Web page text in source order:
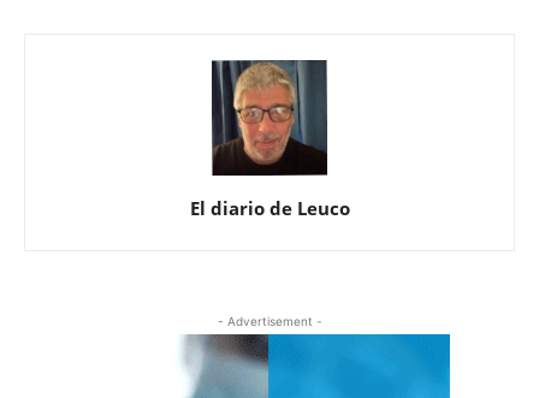
El diario de Leuco
- Advertisement -